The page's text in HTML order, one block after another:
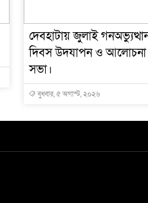
দেবহাটায় জুলাই
দিবস উদযাপন ও আলোচনা
সভা।
বুধবার, ৫ অগাস্ট, ২০২৬